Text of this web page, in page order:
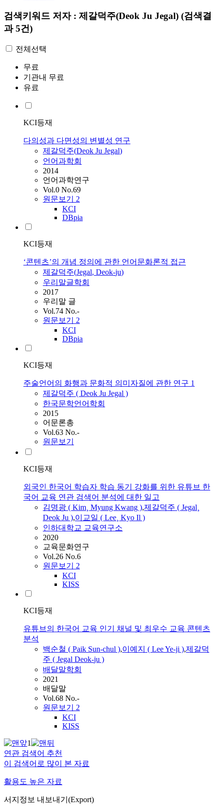
검색키워드 저자 : 제갈덕주(Deok Ju Jegal) (검색결
과 5건)
전체선택
무료
기관내 무료
유료
KCI등재
다의성과 다면성의 변별성 연구
제갈덕주(Deok Ju Jegal)
언어과학회
2014
언어과학연구
Vol.0 No.69
원문보기 2
KCI
DBpia
KCI등재
‘콘텐츠’의 개념 정의에 관한 언어문화론적 접근
제갈덕주(Jegal, Deok-ju)
우리말글학회
2017
우리말 글
Vol.74 No.-
원문보기 2
KCI
DBpia
KCI등재
주술언어의 화행과 문화적 의미자질에 관한 연구 1
제갈덕주 ( Deok Ju Jegal )
한국문학언어학회
2015
어문론총
Vol.63 No.-
원문보기
KCI등재
외국인 한국어 학습자 학습 동기 강화를 위한 유튜브 한
국어 교육 연관 검색어 분석에 대한 일고
김명광 ( Kim¸ Myung Kwang ),제갈덕주 ( Jegal¸
Deok Ju ),이교일 ( Lee¸ Kyo Il )
인하대학교 교육연구소
2020
교육문화연구
Vol.26 No.6
원문보기 2
KCI
KISS
KCI등재
유튜브의 한국어 교육 인기 채널 및 최우수 교육 콘텐츠
분석
백순철 ( Paik Sun-chul ),이예지 ( Lee Ye-ji ),제갈덕
주 ( Jegal Deok-ju )
배달말학회
2021
배달말
Vol.68 No.-
원문보기 2
KCI
KISS
1
연관 검색어 추천
이 검색어로 많이 본 자료
활용도 높은 자료
서지정보 내보내기(Export)